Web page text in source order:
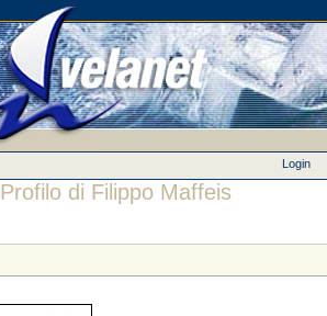
Login
Profilo di Filippo Maffeis